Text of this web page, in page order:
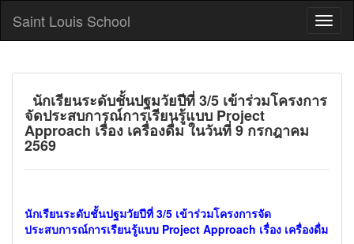
Saint Louis School
นักเรียนระดับชั้นปฐมวัยปีที่ 3/5 เข้าร่วมโครงการ
จัดประสบการณ์การเรียนรู้แบบ Project
Approach เรื่อง เครื่องดื่ม ในวันที่ 9 กรกฎาคม
2569
นักเรียนระดับชั้นปฐมวัยปีที่ 3/5 เข้าร่วมโครงการจัด
ประสบการณ์การเรียนรู้แบบ Project Approach เรื่อง เครื่องดื่ม